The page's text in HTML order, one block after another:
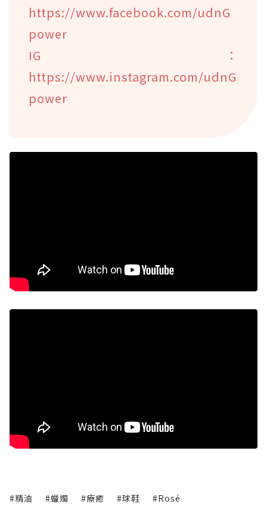
https://www.facebook.com/udnG
power
IG：
https://www.instagram.com/udnG
power
#精油 #蠟燭 #療癒 #球鞋 #Rosé